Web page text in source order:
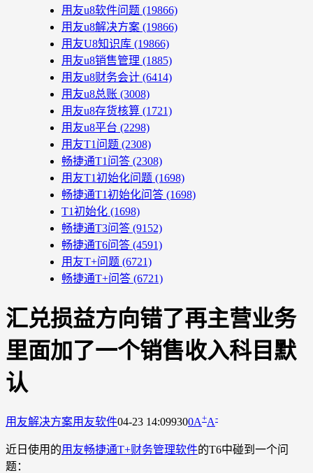
用友u8软件问题 (19866)
用友u8解决方案 (19866)
用友U8知识库 (19866)
用友u8销售管理 (1885)
用友u8财务会计 (6414)
用友u8总账 (3008)
用友u8存货核算 (1721)
用友u8平台 (2298)
用友T1问题 (2308)
畅捷通T1问答 (2308)
用友T1初始化问题 (1698)
畅捷通T1初始化问答 (1698)
T1初始化 (1698)
畅捷通T3问答 (9152)
畅捷通T6问答 (4591)
用友T+问题 (6721)
畅捷通T+问答 (6721)
汇兑损益方向错了再主营业务
里面加了一个销售收入科目默
认
用友解决方案用友软件04-23 14:099300A+A-
近日使用的用友畅捷通T+财务管理软件的T6中碰到一个问
题：